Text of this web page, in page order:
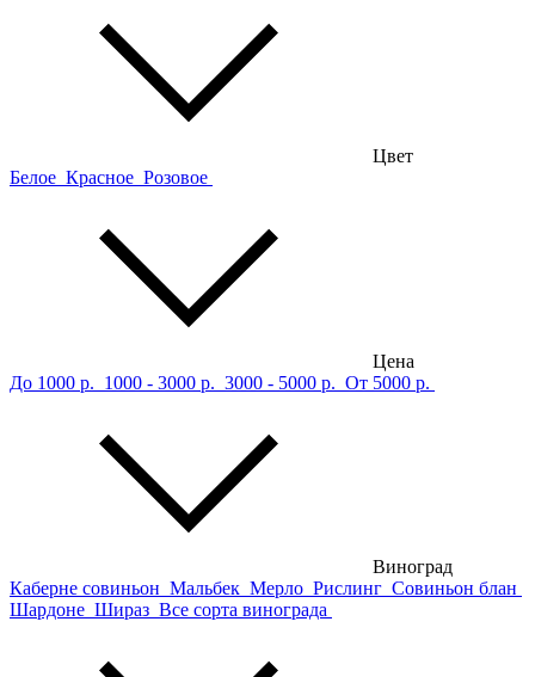
Цвет
Белое Красное Розовое
Цена
До 1000 р. 1000 - 3000 р. 3000 - 5000 р. От 5000 р.
Виноград
Каберне совиньон Мальбек Мерло Рислинг Совиньон блан
Шардоне Шираз Все сорта винограда